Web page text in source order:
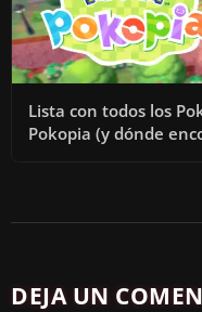
Lista con todos los
Pokopia (y dónde
DEJA UN